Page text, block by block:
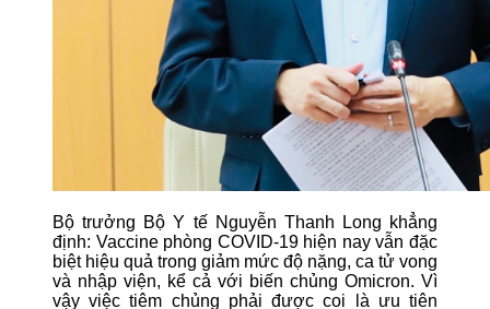
Bộ trưởng Bộ Y tế Nguyễn Thanh Long khẳng
định: Vaccine phòng COVID-19 hiện nay vẫn đặc
biệt hiệu quả trong giảm mức độ nặng, ca tử vong
và nhập viện, kể cả với biến chủng Omicron. Vì
vậy việc tiêm chủng phải được coi là ưu tiên